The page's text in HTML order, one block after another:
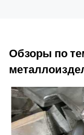
Обзоры по